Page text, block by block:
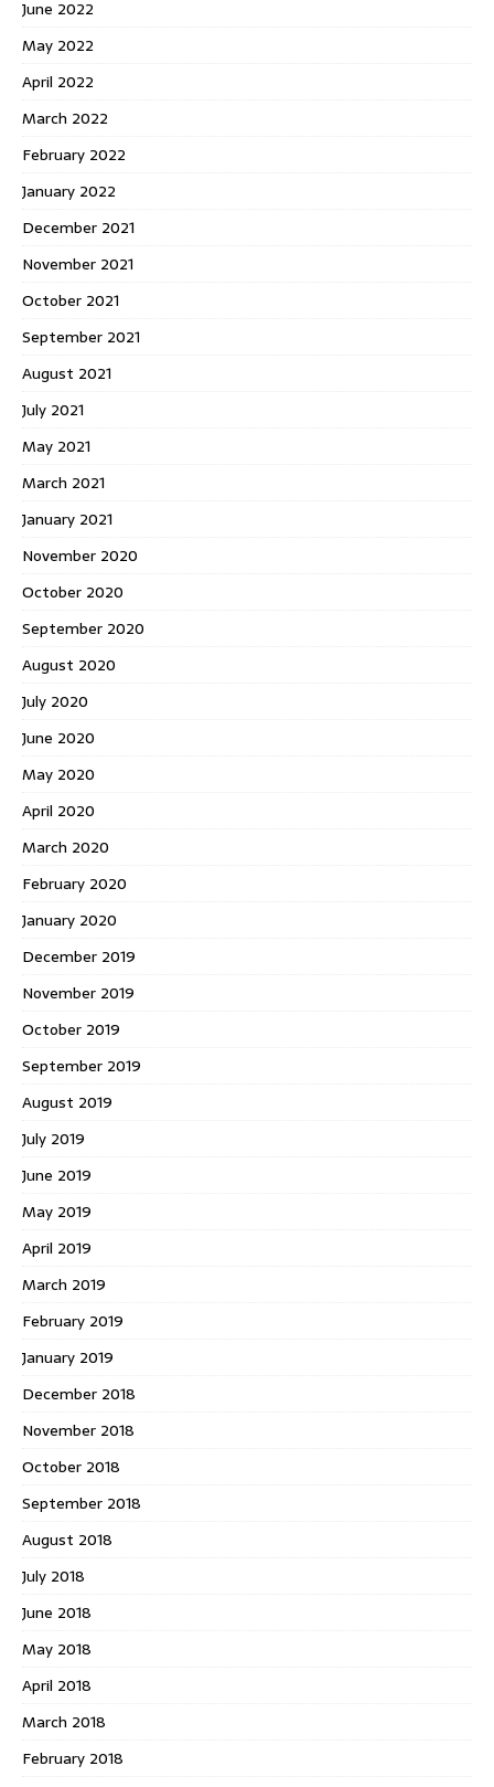
June 2022
May 2022
April 2022
March 2022
February 2022
January 2022
December 2021
November 2021
October 2021
September 2021
August 2021
July 2021
May 2021
March 2021
January 2021
November 2020
October 2020
September 2020
August 2020
July 2020
June 2020
May 2020
April 2020
March 2020
February 2020
January 2020
December 2019
November 2019
October 2019
September 2019
August 2019
July 2019
June 2019
May 2019
April 2019
March 2019
February 2019
January 2019
December 2018
November 2018
October 2018
September 2018
August 2018
July 2018
June 2018
May 2018
April 2018
March 2018
February 2018